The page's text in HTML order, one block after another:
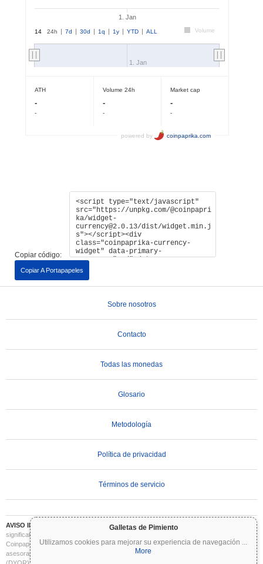
Galletas de Pimiento
Utilizamos cookies para mejorar su experiencia de navegación ...
More
Copiar código:
Copiar A Portapapeles
Sobre nosotros
Contacto
Todas las monedas
Glosario
Metodología
Política de privacidad
Términos de servicio
AVISO IMPORTANTE:
Las criptomonedas son altamente volátiles e implican un riesgo
significativo. Puede perder parte o la totalidad de su inversión. Toda la información en
Coinpaprika se proporciona únicamente con fines informativos y no constituye
asesoramiento financiero o de inversión. Siempre realice su propia investigación